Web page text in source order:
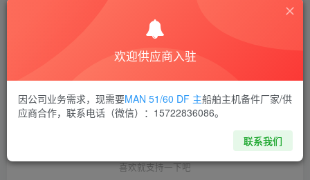
营）；技术进出口、货物进出口、代理进出口业务（不含国
THE END
喜欢就支持一下吧
欢迎供应商入驻
因公司业务需求，现需要MAN 51/60 DF 主船舶主机备件厂家/供
应商合作，联系电话（微信）：15722836086。
联系我们